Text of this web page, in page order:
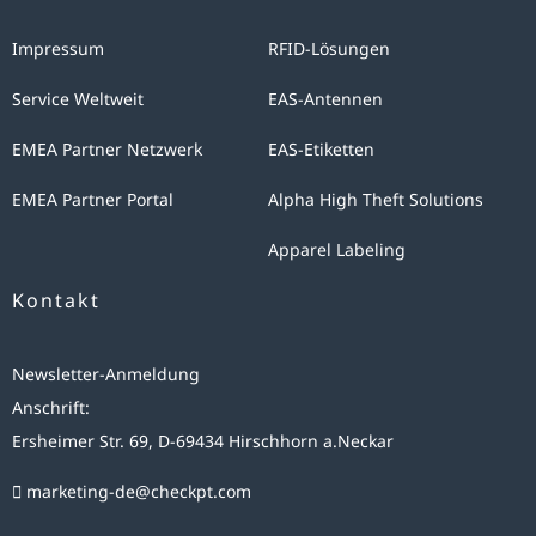
den
von
Anschlußfragen
uns
Daten
wir
nicht
ohne
Einwilligung
RFID-Lösungen
EAS-Antennen
EAS-Etiketten
Alpha High Theft Solutions
Apparel Labeling
Impressum
Service Weltweit
EMEA Partner Netzwerk
EMEA Partner Portal
Kontakt
Newsletter-Anmeldung
Anschrift:
Ersheimer Str. 69, D-69434 Hirschhorn a.Neckar
marketing-de@checkpt.com